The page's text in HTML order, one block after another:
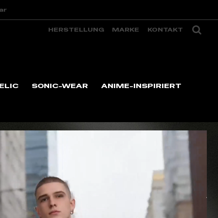
HERSTELLUNG MARKE KONTAKT
SONIC-WEAR ANIME-INSPIRIERT